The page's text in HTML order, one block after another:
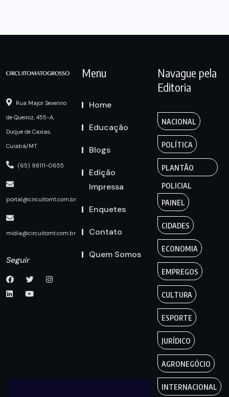
Rua Major Severino
de Queiroz, 455-A,
Duque de Caxias,
Cuiabá/MT
(65) 98111-0655
portal@circuitomt.com.br
midia@circuitomt.com.br
Seguir
Menu
Home
Educação
Blogs
Edição
Impressa
Enquetes
Contato
Quem Somos
Navague pela
Editoria
NACIONAL
POLÍTICA
PLANTÃO
POLICIAL
PAINEL
CIDADES
ECONOMIA
EMPREGOS
CULTURA
ESPORTE
JURÍDICO
AGRONEGÓCIO
INTERNACIONAL